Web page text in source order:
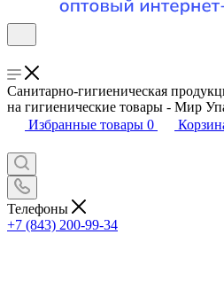
Санитарно-гигиеническая
на гигиенические товары - Мир
Избранные товары 0
Телефоны
+7 (843) 200-99-34